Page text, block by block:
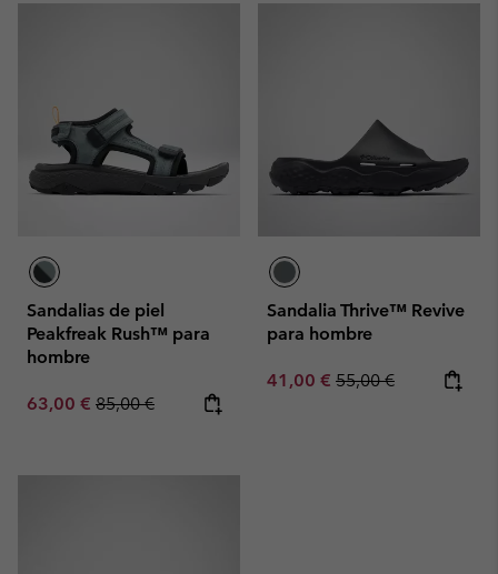
Sandalias de piel
Peakfreak Rush™ para
hombre
Sale price:
63,00 € Regular price:
85,00 €
Sandalia Thrive™ Revive
para hombre
Sale price:
41,00 € Regular price:
55,00 €